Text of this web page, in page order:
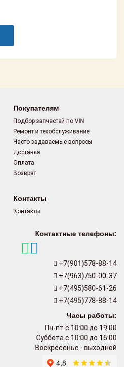
Покупателям
Подбор запчастей по VIN
Ремонт и техобслуживание
Часто задаваемые вопросы
Доставка
Оплата
Возврат
Контакты
Контакты
Контактные телефоны:
+7(901)578-88-14
+7(963)750-00-37
+7(495)580-61-26
+7(495)778-88-14
Часы работы:
Пн-пт с 10:00 до 19:00
Суббота с 10:00 до 16:00
Воскресенье - выходной